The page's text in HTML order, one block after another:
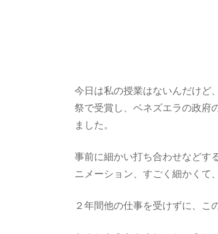
今日は私の授業はないんだけ
祭で受賞し、ベネズエラの政府
ました。
事前に細かい打ち合わせなど
ニメーション、すごく細かくて
２年間他の仕事を受けずに、こ